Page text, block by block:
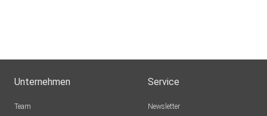
Unternehmen
Team
Service
Newsletter